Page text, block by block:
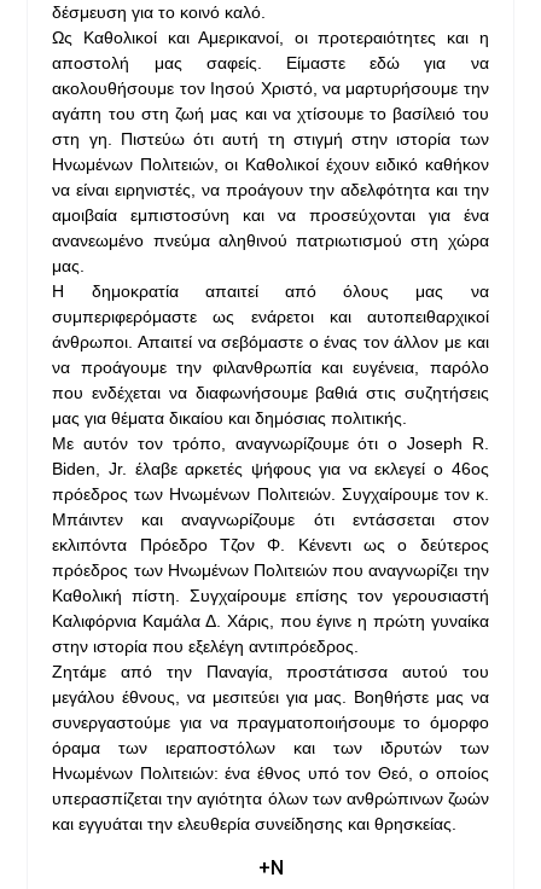
δέσμευση για το κοινό καλό.
Ως Καθολικοί και Αμερικανοί, οι προτεραιότητες και η
αποστολή μας σαφείς. Είμαστε εδώ για να
ακολουθήσουμε τον Ιησού Χριστό, να μαρτυρήσουμε την
αγάπη του στη ζωή μας και να χτίσουμε το βασίλειό του
στη γη. Πιστεύω ότι αυτή τη στιγμή στην ιστορία των
Ηνωμένων Πολιτειών, οι Καθολικοί έχουν ειδικό καθήκον
να είναι ειρηνιστές, να προάγουν την αδελφότητα και την
αμοιβαία εμπιστοσύνη και να προσεύχονται για ένα
ανανεωμένο πνεύμα αληθινού πατριωτισμού στη χώρα
μας.
Η δημοκρατία απαιτεί από όλους μας να
συμπεριφερόμαστε ως ενάρετοι και αυτοπειθαρχικοί
άνθρωποι. Απαιτεί να σεβόμαστε ο ένας τον άλλον με και
να προάγουμε την φιλανθρωπία και ευγένεια, παρόλο
που ενδέχεται να διαφωνήσουμε βαθιά στις συζητήσεις
μας για θέματα δικαίου και δημόσιας πολιτικής.
Με αυτόν τον τρόπο, αναγνωρίζουμε ότι ο Joseph R.
Biden, Jr. έλαβε αρκετές ψήφους για να εκλεγεί ο 46ος
πρόεδρος των Ηνωμένων Πολιτειών. Συγχαίρουμε τον κ.
Μπάιντεν και αναγνωρίζουμε ότι εντάσσεται στον
εκλιπόντα Πρόεδρο Τζον Φ. Κένεντι ως ο δεύτερος
πρόεδρος των Ηνωμένων Πολιτειών που αναγνωρίζει την
Καθολική πίστη. Συγχαίρουμε επίσης τον γερουσιαστή
Καλιφόρνια Καμάλα Δ. Χάρις, που έγινε η πρώτη γυναίκα
στην ιστορία που εξελέγη αντιπρόεδρος.
Ζητάμε από την Παναγία, προστάτισσα αυτού του
μεγάλου έθνους, να μεσιτεύει για μας. Βοηθήστε μας να
συνεργαστούμε για να πραγματοποιήσουμε το όμορφο
όραμα των ιεραποστόλων και των ιδρυτών των
Ηνωμένων Πολιτειών: ένα έθνος υπό τον Θεό, ο οποίος
υπερασπίζεται την αγιότητα όλων των ανθρώπινων ζωών
και εγγυάται την ελευθερία συνείδησης και θρησκείας.
+Ν